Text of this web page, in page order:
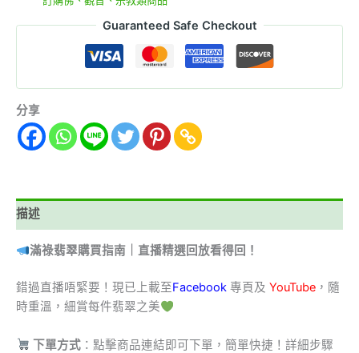
Guaranteed Safe Checkout
分享
描述
滿祿翡翠購買指南｜直播精選回放看得回！
錯過直播唔緊要！現已上載至Facebook 專頁及 YouTube ，隨
時重溫，細賞每件翡翠之美
下單方式：點擊商品連結即可下單，簡單快捷！詳細步驟